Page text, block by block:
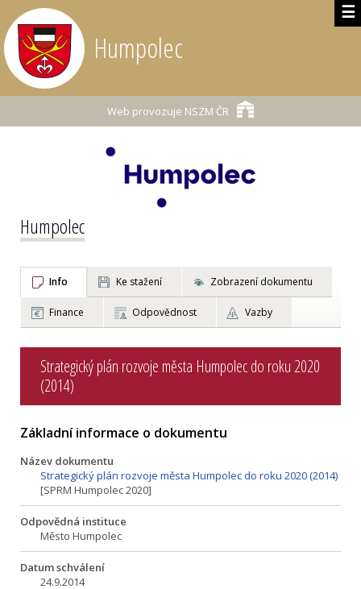
☰
Humpolec
Web provozuje NSZM ČR
Humpolec
Info Ke stažení Zobrazení dokumentu
Finance Odpovědnost Vazby
Strategický plán rozvoje města Humpolec do roku 2020
(2014)
Základní informace o dokumentu
Název dokumentu
Strategický plán rozvoje města Humpolec do roku 2020 (2014)
[SPRM Humpolec 2020]
Odpovědná instituce
Město Humpolec
Datum schválení
24.9.2014